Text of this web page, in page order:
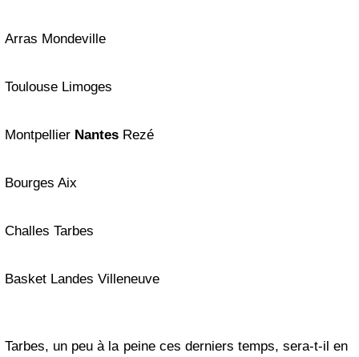
Arras Mondeville
Toulouse Limoges
Montpellier Nantes Rezé
Bourges Aix
Challes Tarbes
Basket Landes Villeneuve
Tarbes, un peu à la peine ces derniers temps, sera-t-il en